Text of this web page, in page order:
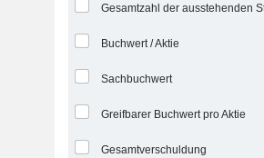
Buchwert / Aktie
Sachbuchwert
Greifbarer Buchwert pro Aktie
Gesamtverschuldung